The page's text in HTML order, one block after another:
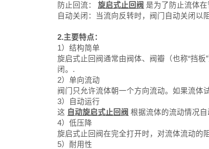
防止回流：旋启式止回阀 是为了防止流体在
自动关闭：当流向反转时，阀门自动关闭以
2.主要特点：
1）结构简单
旋启式止回阀通常由阀体、阀瓣（也称“挡
闭。.
2）单向流动
阀门只允许流体朝一个方向流动。如果流体
3）自动运行
这 自动旋启式止回阀 根据流体的流动情况
4）低压降
旋启式止回阀在完全打开时，对流体流动的
5）耐用性